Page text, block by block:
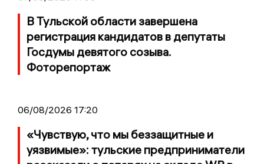
В Тульской области завершена
регистрация кандидатов в депутаты
Госдумы девятого созыва.
Фоторепортаж
06/08/2026 17:20
«Чувствую, что мы беззащитные и
уязвимые»: тульские предприниматели